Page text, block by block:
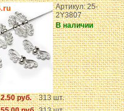
Артикул: 25-
2Y3807
В наличии
2.50 руб.
313 шт.